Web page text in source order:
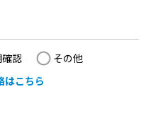
認
その他
はこちら